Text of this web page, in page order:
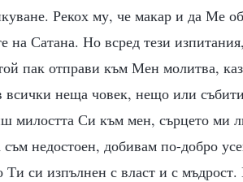
Рекох му, че макар и да Ме
на Сатана. Но всред тези
пак отправи към Мен молитва,
неща човек, нещо или
милостта Си към мен, сърцето ми
недостоен, добивам по-добро
си изпълнен с власт и с